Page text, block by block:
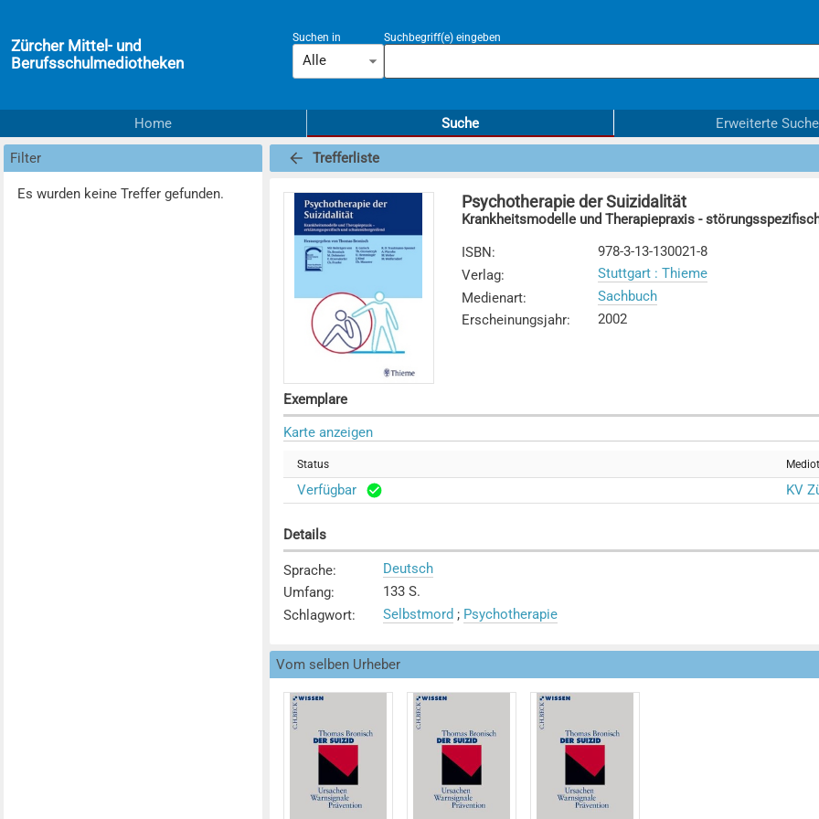
Zürcher Mittel- und
Berufsschulmediotheken
Suchen in
Alle
Suchbegriff(e) eingeben
Home Suche Erweiterte Suche
Filter
Es wurden keine Treffer gefunden.
Trefferliste
Psychotherapie der Suizidalität
Krankheitsmodelle und Therapiepraxis -
ISBN:
978-3-13-130021-8
Verlag:
Stuttgart : Thieme
Medienart:
Sachbuch
Erscheinungsjahr: 2002
Exemplare
Karte anzeigen
Status
Verfügbar KV
Details
Sprache:
Deutsch
Umfang:
133 S.
Schlagwort: Selbstmord ; Psychotherapie
Vom selben Urheber